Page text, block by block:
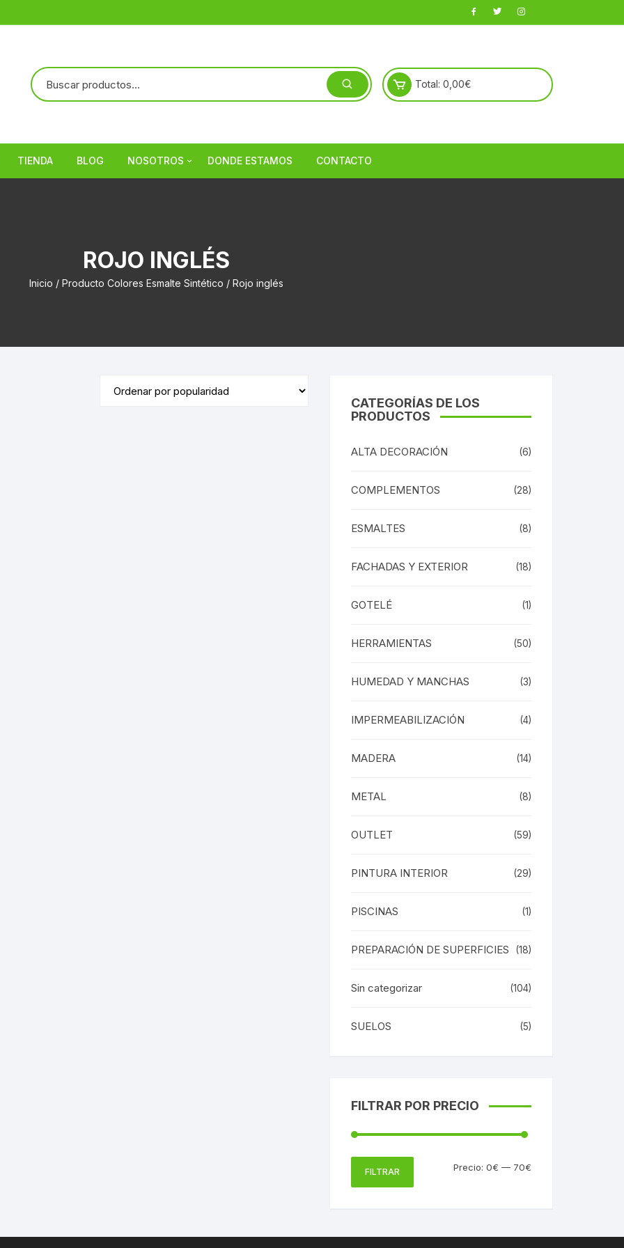
Total: 0,00€
TIENDA BLOG NOSOTROS DONDE ESTAMOS CONTACTO
ROJO INGLÉS
Inicio / Producto Colores Esmalte Sintético / Rojo inglés
CATEGORÍAS DE LOS
PRODUCTOS
ALTA DECORACIÓN (6)
COMPLEMENTOS (28)
ESMALTES (8)
FACHADAS Y EXTERIOR (18)
GOTELÉ (1)
HERRAMIENTAS (50)
HUMEDAD Y MANCHAS (3)
IMPERMEABILIZACIÓN (4)
MADERA (14)
METAL (8)
OUTLET (59)
PINTURA INTERIOR (29)
PISCINAS (1)
PREPARACIÓN DE SUPERFICIES (18)
Sin categorizar (104)
SUELOS (5)
FILTRAR POR PRECIO
FILTRAR Precio: 0€ — 70€